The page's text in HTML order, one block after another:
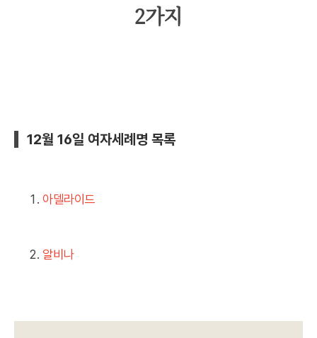
2가지
12월 16일 여자세례명 목록
아델라이드
알비나